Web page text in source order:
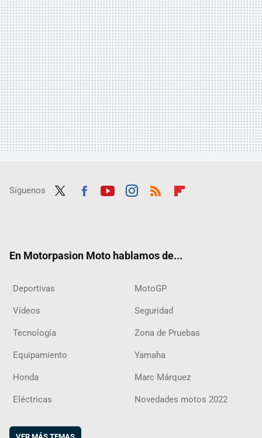
Síguenos
En Motorpasion Moto hablamos de...
Deportivas MotoGP
Vídeos Seguridad
Tecnología Zona de Pruebas
Equipamiento Yamaha
Honda Marc Márquez
Eléctricas Novedades motos 2022